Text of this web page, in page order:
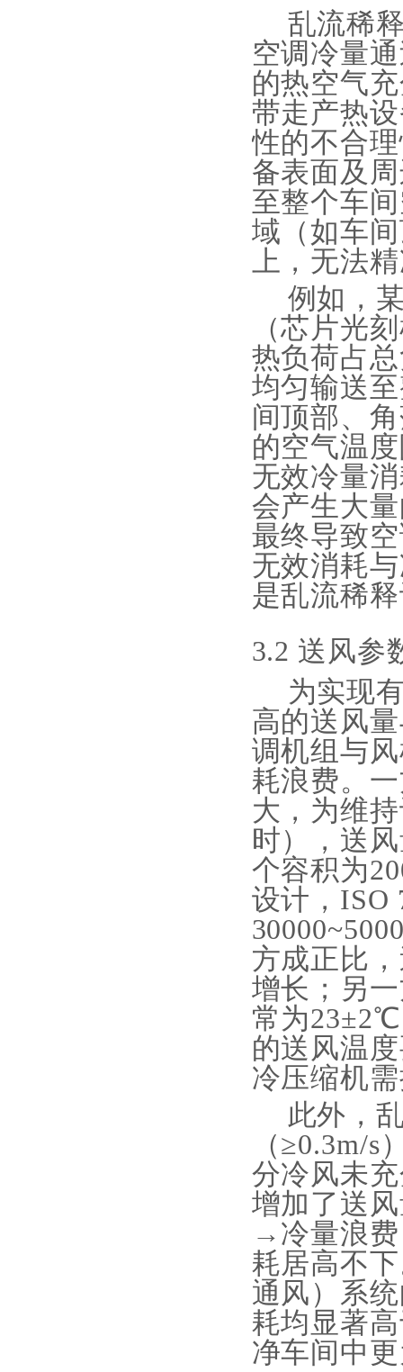
乱流稀
空调冷量
的热空气
带走产热
性的不合
备表面及
至整个车
域（如车
上，无法
例如，
（芯片光
热负荷占
均匀输送
间顶部、
的空气温
无效冷量
会产生大
最终导致
无效消耗
是乱流稀
3.2 送风参
为实现
高的送风
调机组与
耗浪费。
大，为维
时），送
个容积为
设计，ISO
方成正比
增长；另
常为
的送风温
冷压缩机
此外，
（≥0.3m/s
分冷风未
增加了送
→冷量浪
耗居高不
通风）系
耗均显著
净车间中